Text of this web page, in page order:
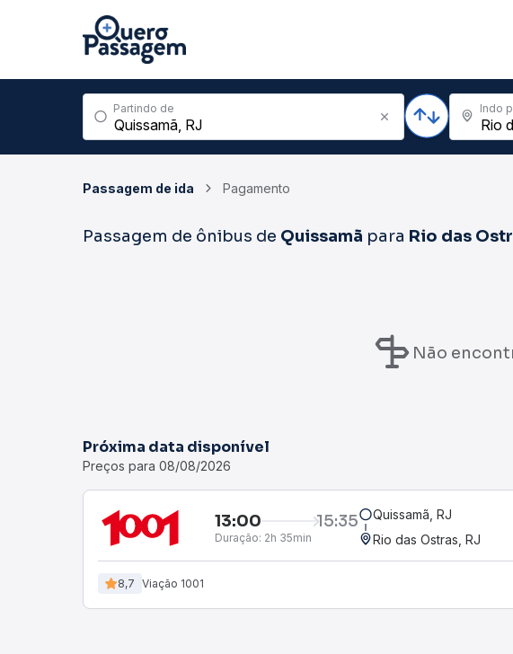
Partindo de Indo
Passagem de ida Pagamento
Passagem de ônibus de Quissamã para Rio das
Não
Próxima data disponível
Preços para 08/08/2026
13:00 15:35
Duração: 2h 35min
Quissamã, RJ
Rio das Ostras, RJ
8,7 Viação 1001